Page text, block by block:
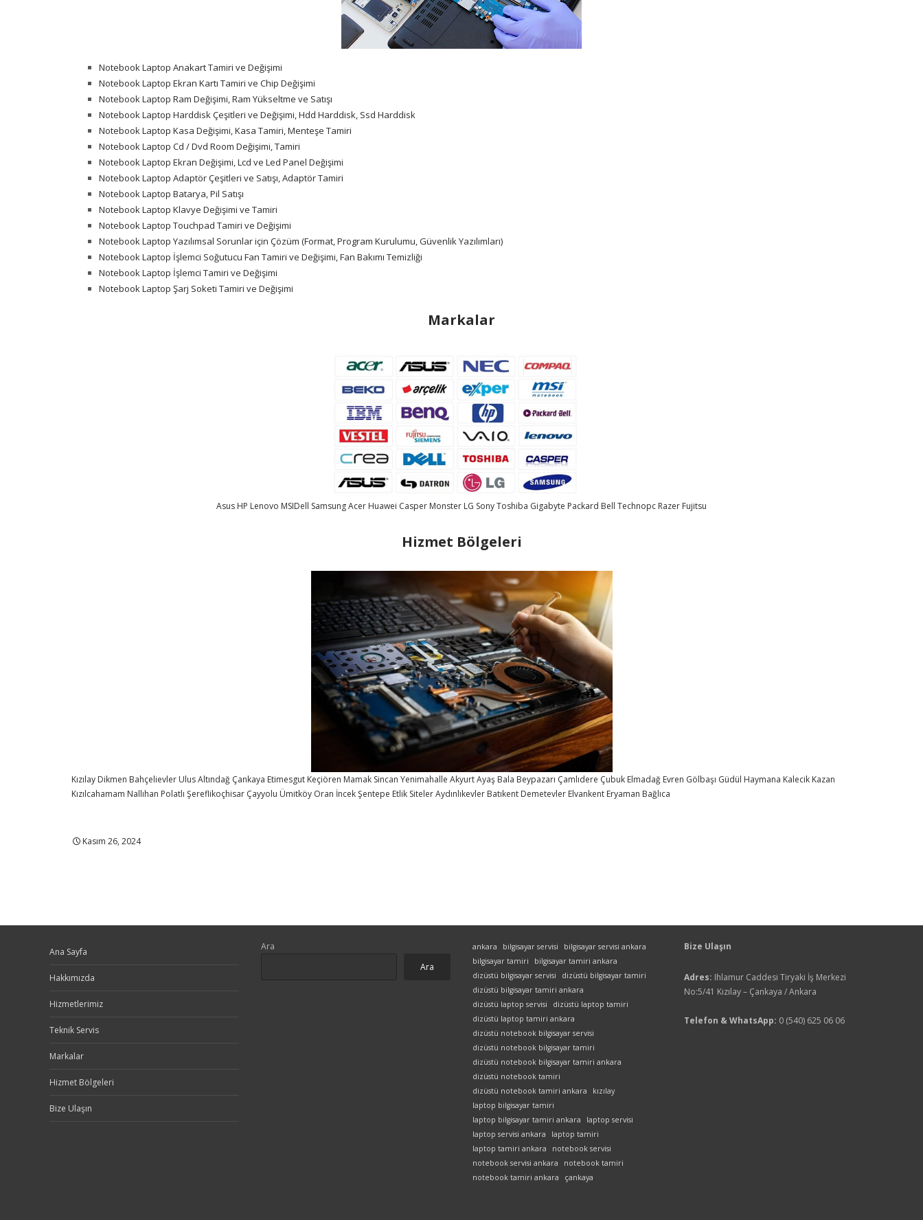
Notebook Laptop Anakart Tamiri ve Değişimi
Notebook Laptop Ekran Kartı Tamiri ve Chip Değişimi
Notebook Laptop Ram Değişimi, Ram Yükseltme ve Satışı
Notebook Laptop Harddisk Çeşitleri ve Değişimi, Hdd Harddisk, Ssd Harddisk
Notebook Laptop Kasa Değişimi, Kasa Tamiri, Menteşe Tamiri
Notebook Laptop Cd / Dvd Room Değişimi, Tamiri
Notebook Laptop Ekran Değişimi, Lcd ve Led Panel Değişimi
Notebook Laptop Adaptör Çeşitleri ve Satışı, Adaptör Tamiri
Notebook Laptop Batarya, Pil Satışı
Notebook Laptop Klavye Değişimi ve Tamiri
Notebook Laptop Touchpad Tamiri ve Değişimi
Notebook Laptop Yazılımsal Sorunlar için Çözüm (Format, Program Kurulumu, Güvenlik Yazılımları)
Notebook Laptop İşlemci Soğutucu Fan Tamiri ve Değişimi, Fan Bakımı Temizliği
Notebook Laptop İşlemci Tamiri ve Değişimi
Notebook Laptop Şarj Soketi Tamiri ve Değişimi
Markalar
Asus HP Lenovo MSIDell SamsungAcer Huawei Casper Monster LG SonyToshiba Gigabyte Packard Bell Technopc Razer Fujitsu
Hizmet Bölgeleri
Kızılay Dikmen Bahçelievler UlusAltındağ Çankaya Etimesgut Keçiören Mamak Sincan Yenimahalle AkyurtAyaş Bala Beypazarı Çamlıdere Çubuk Elmadağ Evren Gölbaşı Güdül Haymana Kalecik Kazan
Kızılcahamam Nallıhan Polatlı Şereflikoçhisar Çayyolu Ümitköy Oran İncekŞentepe Etlik SitelerAydınlıkevler Batıkent Demetevler Elvankent Eryaman Bağlıca
Kasım 26, 2024
Ana Sayfa
Hakkımızda
Hizmetlerimiz
Teknik Servis
Markalar
Hizmet Bölgeleri
Bize Ulaşın
Ara
Ara
ankara bilgisayar servisi
bilgisayar servisi ankara
bilgisayar tamiri
bilgisayar tamiri ankara
dizüstü bilgisayar servisi
dizüstü bilgisayar tamiri
dizüstü bilgisayar tamiri ankara
dizüstü laptop servisi
dizüstü laptop tamiri
dizüstü laptop tamiri ankara
dizüstü notebook bilgisayar servisi
dizüstü notebook bilgisayar tamiri
dizüstü notebook bilgisayar tamiri ankara
dizüstü notebook tamiri
dizüstü notebook tamiri ankara
kızılay
laptop bilgisayar tamiri
laptop bilgisayar tamiri ankara
laptop servisi
laptop servisi ankara
laptop tamiri
laptop tamiri ankara
notebook servisi
notebook servisi ankara
notebook tamiri
notebook tamiri ankara
çankaya
Bize Ulaşın
Adres: Ihlamur Caddesi Tiryaki İş Merkezi
No:5/41 Kızılay – Çankaya / Ankara
Telefon & WhatsApp: 0 (540) 625 06 06